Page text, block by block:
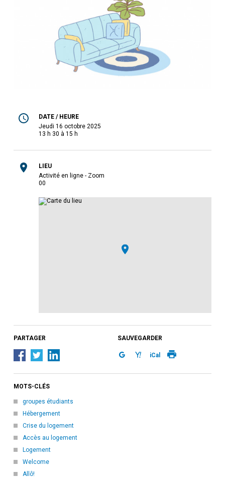
DATE / HEURE
jeudi 16 octobre 2025
13 h 30 à 15 h
LIEU
Activité en ligne - Zoom
00
PARTAGER SAUVEGARDER
iCal
MOTS-CLÉS
groupes étudiants
Hébergement
Crise du logement
Accès au logement
Logement
Welcome
Allô!